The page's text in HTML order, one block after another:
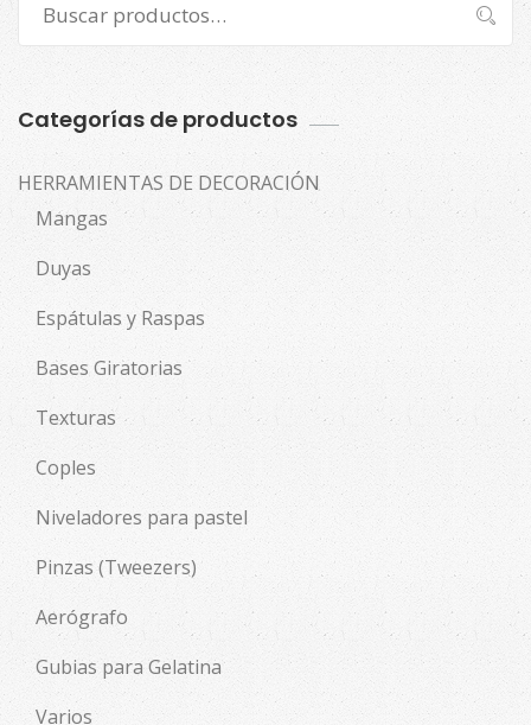
por:
Buscar
Categorías de productos
HERRAMIENTAS DE DECORACIÓN
Mangas
Duyas
Espátulas y Raspas
Bases Giratorias
Texturas
Coples
Niveladores para pastel
Pinzas (Tweezers)
Aerógrafo
Gubias para Gelatina
Varios